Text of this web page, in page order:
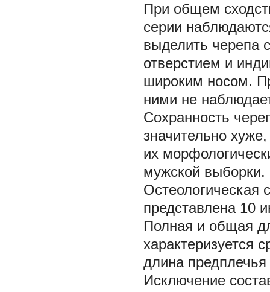
При общем
серии
выделить черепа
отверстием и
широким носом.
ними не
Сохранность
значительно
их
мужской выборки.
Остеологическая
представлена 10
Полная и общая
характеризуется
длина
Исключение